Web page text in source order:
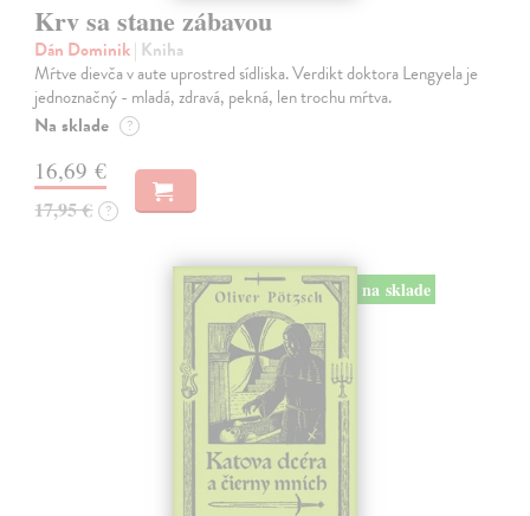
Krv sa stane zábavou
Dán Dominik| Kniha
Mŕtve dievča v aute uprostred sídliska. Verdikt doktora Lengyela je
jednoznačný - mladá, zdravá, pekná, len trochu mŕtva.
Na sklade ?
16,69 €
17,95 € ?
na sklade